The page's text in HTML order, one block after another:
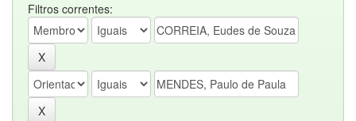
Filtros correntes: